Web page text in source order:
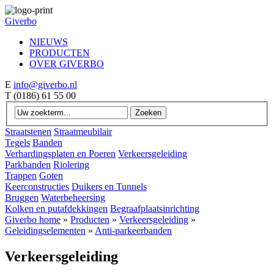
Giverbo
NIEUWS
PRODUCTEN
OVER GIVERBO
E info@giverbo.nl
T (0186) 61 55 00
Straatstenen Straatmeubilair
Tegels Banden
Verhardingsplaten en Poeren Verkeersgeleiding
Parkbanden Riolering
Trappen Goten
Keerconstructies Duikers en Tunnels
Bruggen Waterbeheersing
Kolken en putafdekkingen Begraafplaatsinrichting
Giverbo home » Producten » Verkeersgeleiding »
Geleidingselementen » Anti-parkeerbanden
Verkeersgeleiding